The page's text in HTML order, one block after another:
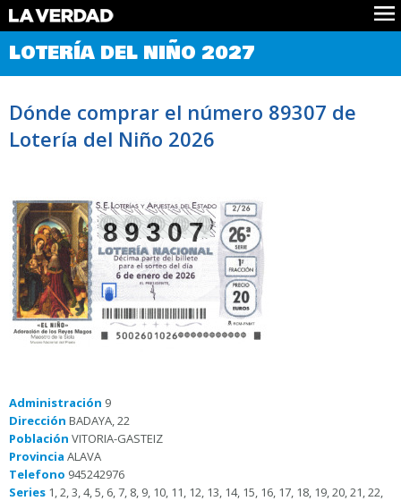
Comprobar Loteria del Niño
Premios
Noticias
Datos
LOTERÍA DEL NIÑO 2027
Dónde comprar el número 89307 de
Lotería del Niño 2026
89307
Administración 9
Dirección BADAYA, 22
Población VITORIA-GASTEIZ
Provincia ALAVA
Telefono 945242976
Series 1, 2, 3, 4, 5, 6, 7, 8, 9, 10, 11, 12, 13, 14, 15, 16, 17, 18, 19, 20, 21, 22,